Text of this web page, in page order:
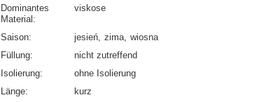
Dominantes
Material
viskose
Saison jesień zima wiosna
Füllung
nicht zutreffend
Isolierung
ohne Isolierung
Länge
kurz